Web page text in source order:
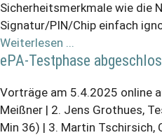
Sicherheitsmerkmale wie die
Signatur/PIN/Chip einfach
Weiterlesen ...
ePA-Testphase
Vorträge am 5.4.2025 online
Meißner | 2. Jens Grothues,
Min 36) | 3. Martin Tschirsich,